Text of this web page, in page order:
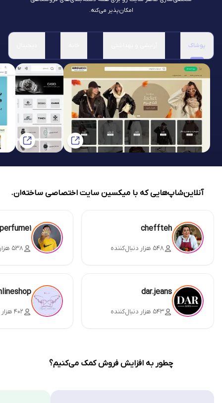
امکان‌پذیر می‌کنه.
پوشاک
آنلاین‌شاپ‌هایی که با میکسین سایت اختصاصی ساخته‌ان.
cheffteh
۵۴۸ هزار دنبال‌کننده ۵۳۸ هزار دنبال‌کننده
dar.jeans
۵۴۳ هزار دنبال‌کننده ۴۰۲ هزار دنبال‌کننده
چطور به افزایش فروش کمک می‌کنیم؟